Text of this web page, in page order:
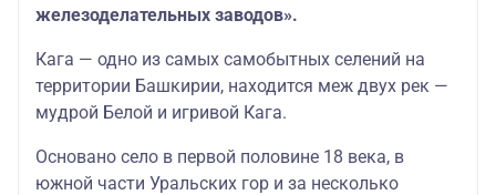
железоделательных заводов».
Кага — одно из самых самобытных селений на
территории Башкирии, находится меж двух рек —
мудрой Белой и игривой Кага.
Основано село в первой половине 18 века, в
южной части Уральских гор и за несколько